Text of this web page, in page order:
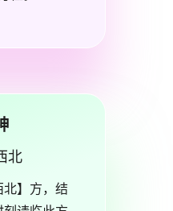
北
】方，结